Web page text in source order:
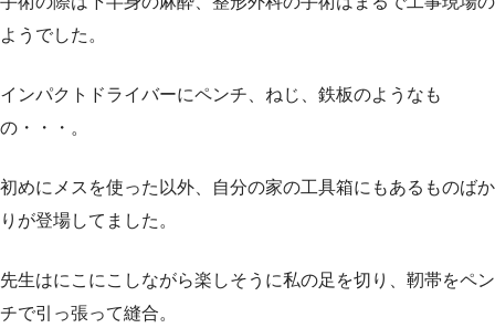
ようでした。
インパクトドライバーにペンチ、ねじ、鉄板のようなも
の・・・。
初めにメスを使った以外、自分の家の工具箱にもあるものばか
りが登場してました。
先生はにこにこしながら楽しそうに私の足を切り、靭帯をペン
チで引っ張って縫合。